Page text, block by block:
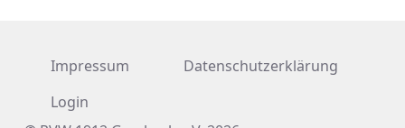
Impressum
Datenschutzerklärung
Login